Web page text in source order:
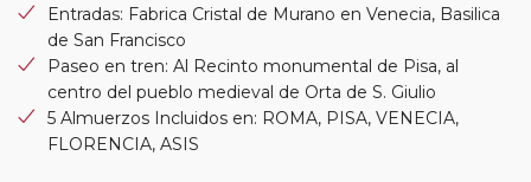
Entradas: Fabrica Cristal de Murano en Venecia, Basilica
de San Francisco
Paseo en tren: Al Recinto monumental de Pisa, al
centro del pueblo medieval de Orta de S. Giulio
5 Almuerzos Incluidos en: ROMA, PISA, VENECIA,
FLORENCIA, ASIS